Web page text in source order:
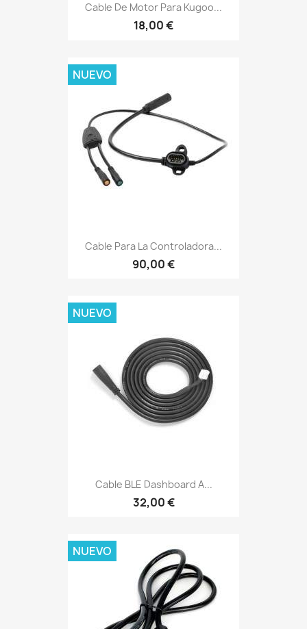
Cable De Motor Para Kugoo...
18,00 €
Cable Para La Controladora...
90,00 €
NUEVO
Cable BLE Dashboard A...
32,00 €
NUEVO
NUEVO